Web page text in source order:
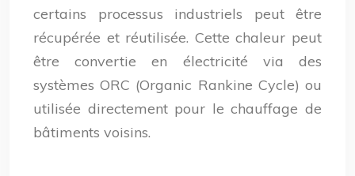
certains processus industriels peut être
récupérée et réutilisée. Cette chaleur peut
être convertie en électricité via des
systèmes ORC (Organic Rankine Cycle) ou
utilisée directement pour le chauffage de
bâtiments voisins.